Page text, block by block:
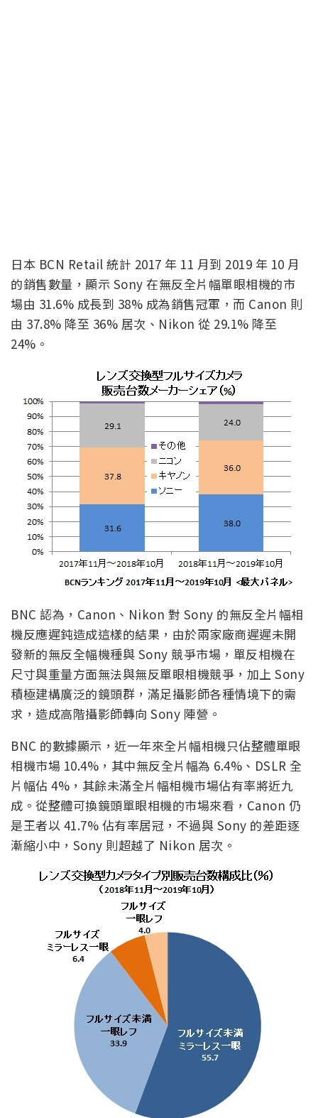
BNC 認為，Canon、Nikon 對 Sony 的無反全片幅相
機反應遲鈍造成這樣的結果，由於兩家廠商遲遲未開
發新的無反全幅機種與 Sony 競爭市場，單反相機在
尺寸與重量方面無法與無反單眼相機競爭，加上 Sony
積極建構廣泛的鏡頭群，滿足攝影師各種情境下的需
求，造成高階攝影師轉向 Sony 陣營。
BNC 的數據顯示，近一年來全片幅相機只佔整體單眼
相機市場 10.4%，其中無反全片幅為 6.4%、DSLR 全
片幅佔 4%，其餘未滿全片幅相機市場佔有率將近九
成。從整體可換鏡頭單眼相機的市場來看，Canon 仍
是王者以 41.7% 佔有率居冠，不過與 Sony 的差距逐
漸縮小中，Sony 則超越了 Nikon 居次。
不過數據也顯示，Sony 在可換鏡頭相機市場各個領域
銷售數量及金額都有兩位數的成長，而其他廠商只有
Canon 在全片幅機種的銷售數量成長 6.6%，但銷售